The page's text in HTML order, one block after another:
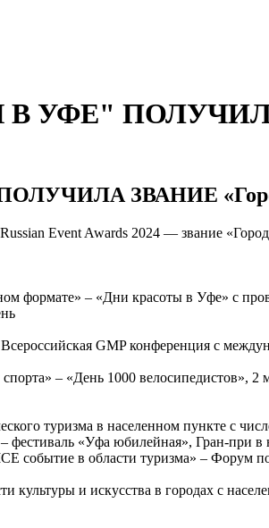
ПОЛУЧИЛА
ЗВАНИЕ «Город
Event Awards 2024 — звание
формате» – «Дни красоты в Уфе» с
GMP конференция с
– «День 1000
туризма в населенном пункте с
«Уфа юбилейная», Гран-при
событие в области туризма» – Форум
культуры и искусства в городах с